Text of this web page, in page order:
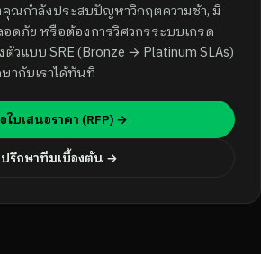
ณกำลังประสบปัญหาวิกฤตความช้า, มี
ดภัย หรือต้องการวิศวกรระบบเกรด
วแบบ SRE (Bronze → Platinum SLAs)
ากับเราได้ทันที
ใบเสนอราคา (RFP) →
ปรึกษาทีมเบื้องต้น →